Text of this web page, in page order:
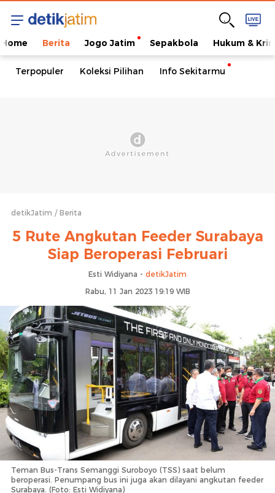
Home Berita Jogo Jatim Sepakbola Hukum &
Terpopuler Koleksi Pilihan Info Sekitarmu
detikJatim Berita
5 Rute Angkutan Feeder Surabaya
Siap Beroperasi Februari
Esti Widiyana - detikJatim
Rabu, 11 Jan 2023 19:19 WIB
Teman Bus-Trans Semanggi Suroboyo (TSS) saat belum
beroperasi. Penumpang bus ini juga akan dilayani angkutan feeder
Surabaya. (Foto: Esti Widiyana)